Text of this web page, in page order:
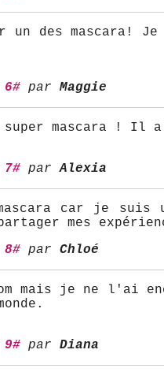
un des
6# par Maggie
super mascara !
7# parAlexia
car je
mes
8# par Chloé
mais je ne l'ai
9# par Diana